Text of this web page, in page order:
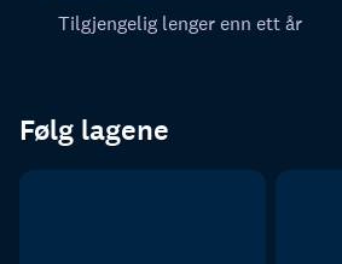
Tilgjengelig lenger enn ett år
Følg lagene